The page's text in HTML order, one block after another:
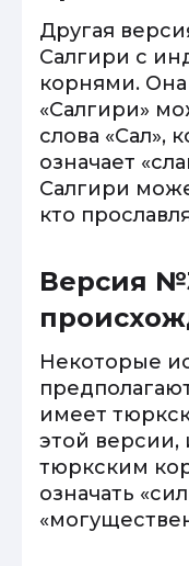
Другая
Салгири с
корнями. Она
«Салгири»
слова «Сал»,
означает
Салгири
кто
Версия
Некоторые
имеет
этой версии,
тюркским
означать